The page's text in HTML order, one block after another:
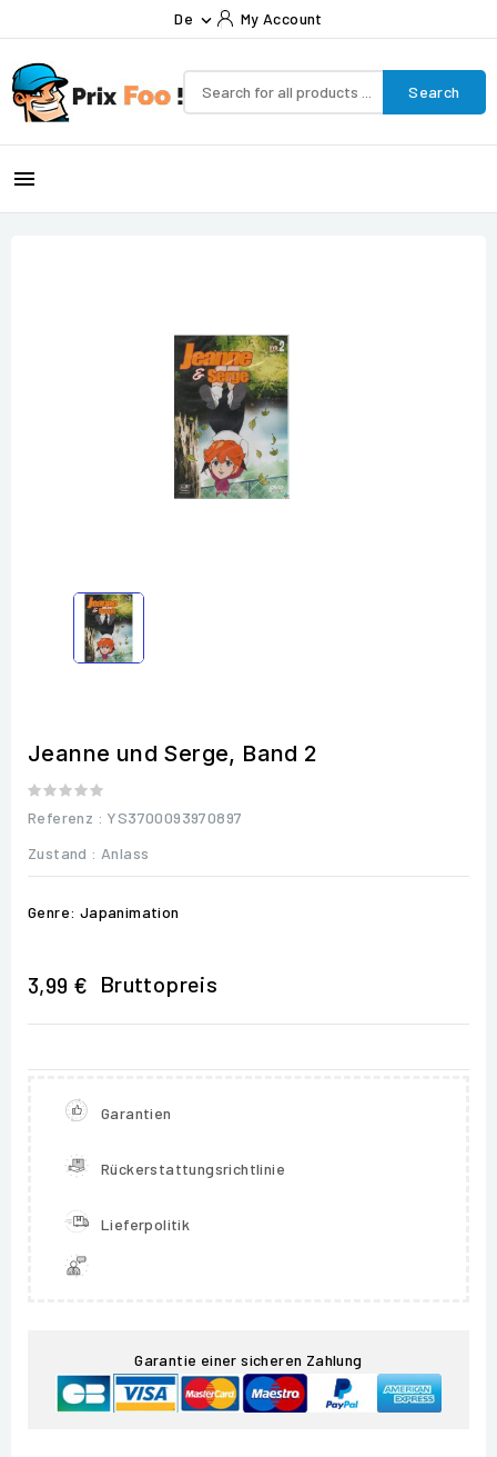
De  My Account
Search

Jeanne und Serge, Band 2
Referenz : YS3700093970897
Zustand : Anlass
Genre: Japanimation
3,99 € Bruttopreis
Garantien
Rückerstattungsrichtlinie
Lieferpolitik
Garantie einer sicheren Zahlung